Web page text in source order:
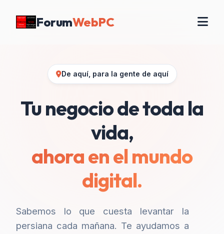
ForumWebPC
De aquí, para la gente de aquí
Tu negocio de toda la
vida,
ahora en el mundo
digital.
Sabemos lo que cuesta levantar la
persiana cada mañana. Te ayudamos a